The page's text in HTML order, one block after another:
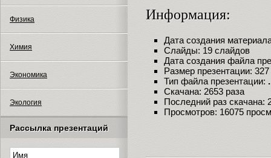
Физика
Химия
Экономика
Экология
Рассылка презентаций
Информация:
Дата создания
Слайды: 19 слайдов
Дата создания файла
Размер презентации:
Тип файла презентации:
Скачана: 2653 раза
Последний раз скачана:
Просмотров: 16075